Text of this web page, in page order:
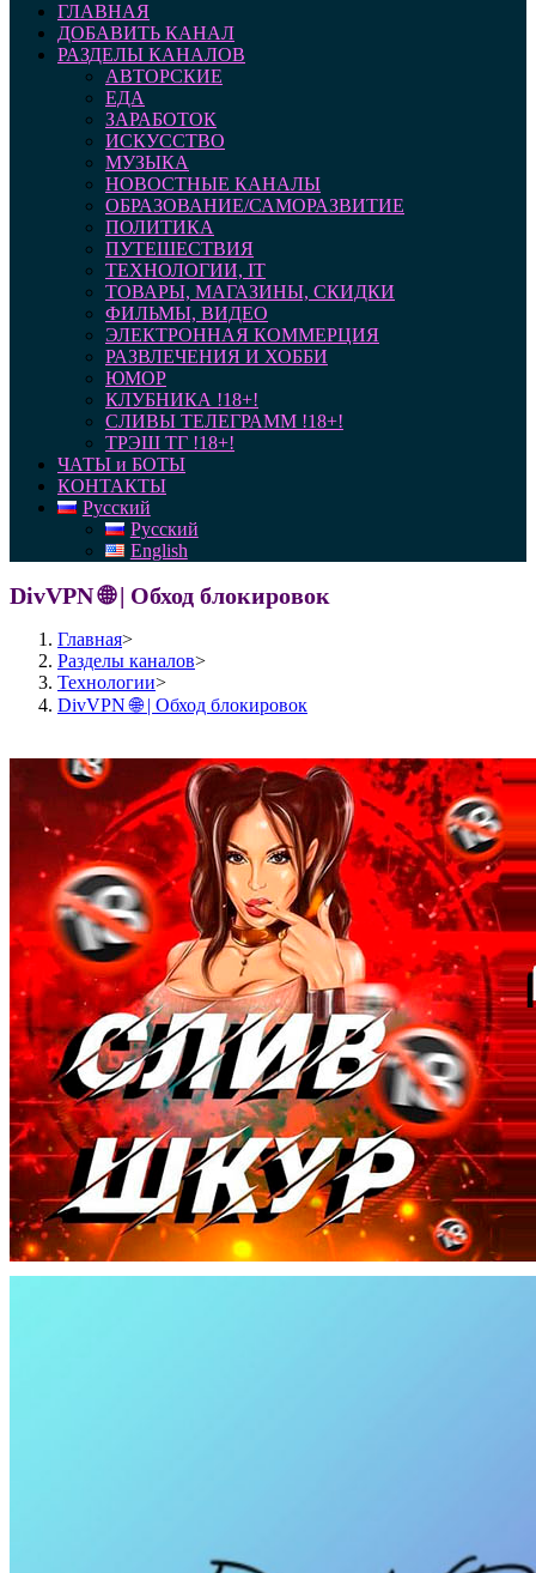
ГЛАВНАЯ
ДОБАВИТЬ КАНАЛ
РАЗДЕЛЫ КАНАЛОВ
АВТОРСКИЕ
ЕДА
ЗАРАБОТОК
ИСКУССТВО
МУЗЫКА
НОВОСТНЫЕ КАНАЛЫ
ОБРАЗОВАНИЕ/САМОРАЗВИТИЕ
ПОЛИТИКА
ПУТЕШЕСТВИЯ
ТЕХНОЛОГИИ, IT
ТОВАРЫ, МАГАЗИНЫ, СКИДКИ
ФИЛЬМЫ, ВИДЕО
ЭЛЕКТРОННАЯ КОММЕРЦИЯ
РАЗВЛЕЧЕНИЯ И ХОББИ
ЮМОР
КЛУБНИКА !18+!
СЛИВЫ ТЕЛЕГРАММ !18+!
ТРЭШ ТГ !18+!
ЧАТЫ и БОТЫ
КОНТАКТЫ
Русский
Русский
English
DivVPN 🌐 | Обход блокировок
Главная>
Разделы каналов>
Технологии>
DivVPN 🌐 | Обход блокировок